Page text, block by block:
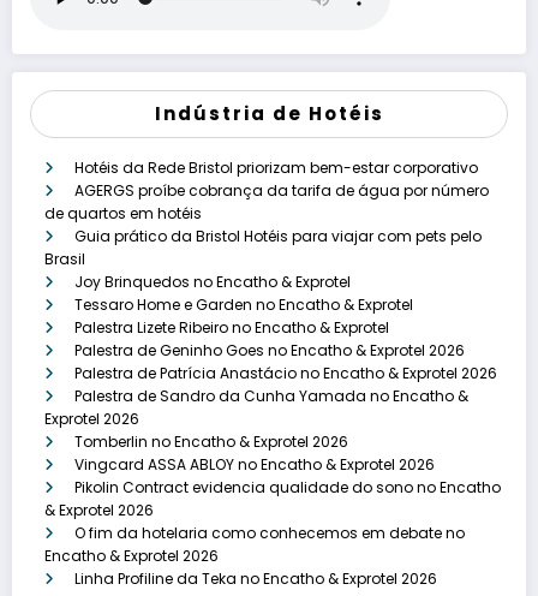
Indústria de Hotéis
Hotéis da Rede Bristol priorizam bem-estar corporativo
AGERGS proíbe cobrança da tarifa de água por número
de quartos em hotéis
Guia prático da Bristol Hotéis para viajar com pets pelo
Brasil
Joy Brinquedos no Encatho & Exprotel
Tessaro Home e Garden no Encatho & Exprotel
Palestra Lizete Ribeiro no Encatho & Exprotel
Palestra de Geninho Goes no Encatho & Exprotel 2026
Palestra de Patrícia Anastácio no Encatho & Exprotel 2026
Palestra de Sandro da Cunha Yamada no Encatho &
Exprotel 2026
Tomberlin no Encatho & Exprotel 2026
Vingcard ASSA ABLOY no Encatho & Exprotel 2026
Pikolin Contract evidencia qualidade do sono no Encatho
& Exprotel 2026
O fim da hotelaria como conhecemos em debate no
Encatho & Exprotel 2026
Linha Profiline da Teka no Encatho & Exprotel 2026